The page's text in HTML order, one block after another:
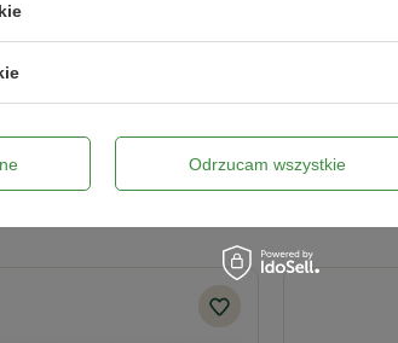
Odrzucam wszystkie